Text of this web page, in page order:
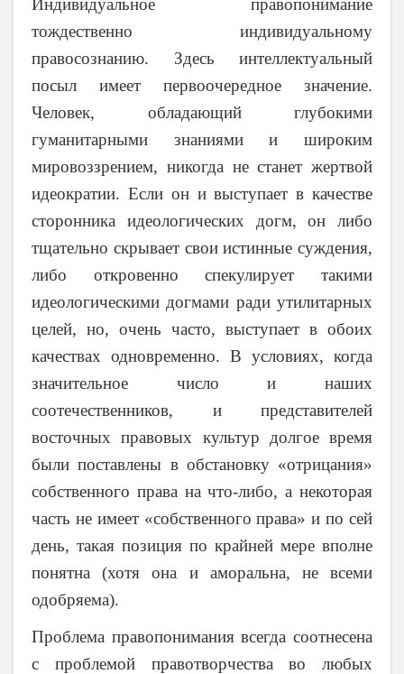
Индивидуальное правопонимание
тождественно индивидуальному
правосознанию. Здесь интеллектуальный
посыл имеет первоочередное значение.
Человек, обладающий глубокими
гуманитарными знаниями и широким
мировоззрением, никогда не станет жертвой
идеократии. Если он и выступает в качестве
сторонника идеологических догм, он либо
тщательно скрывает свои истинные суждения,
либо откровенно спекулирует такими
идеологическими догмами ради утилитарных
целей, но, очень часто, выступает в обоих
качествах одновременно. В условиях, когда
значительное число и наших
соотечественников, и представителей
восточных правовых культур долгое время
были поставлены в обстановку «отрицания»
собственного права на что-либо, а некоторая
часть не имеет «собственного права» и по сей
день, такая позиция по крайней мере вполне
понятна (хотя она и аморальна, не всеми
одобряема).
Проблема правопонимания всегда соотнесена
с проблемой правотворчества во любых